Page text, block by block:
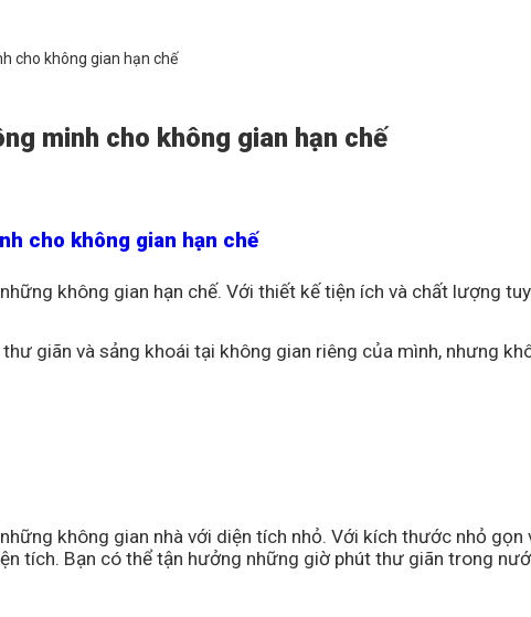
cho không gian hạn chế
minh cho không gian hạn chế
cho không gian hạn chế
không gian hạn chế. Với thiết kế tiện ích và chất lượng
giãn và sảng khoái tại không gian riêng của mình, nhưng
không gian nhà với diện tích nhỏ. Với kích thước nhỏ
tích. Bạn có thể tận hưởng những giờ phút thư giãn trong